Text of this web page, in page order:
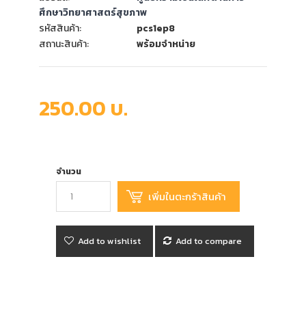
ศึกษาวิทยาศาสตร์สุขภาพ
รหัสสินค้า:
pcs1ep8
สถานะสินค้า:
พร้อมจำหน่าย
250.00 บ.
จำนวน
Add to wishlist Add to compare